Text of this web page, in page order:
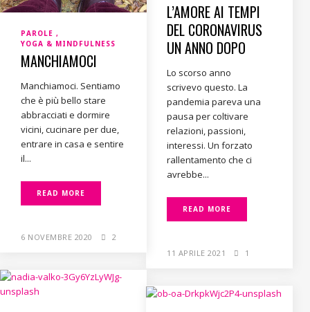
L’AMORE AI TEMPI
DEL CORONAVIRUS
UN ANNO DOPO
Lo scorso anno
scrivevo questo. La
pandemia pareva una
pausa per coltivare
relazioni, passioni,
interessi. Un forzato
rallentamento che ci
avrebbe...
READ MORE
11 APRILE 2021 1
PAROLE
YOGA & MINDFULNESS
MANCHIAMOCI
Manchiamoci. Sentiamo
che è più bello stare
abbracciati e dormire
vicini, cucinare per due,
entrare in casa e sentire
il...
READ MORE
6 NOVEMBRE 2020 2